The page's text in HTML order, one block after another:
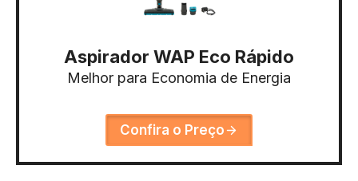
Aspirador WAP Eco Rápido
Melhor para Economia de Energia
Confira o Preço